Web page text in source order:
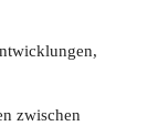
zwischen